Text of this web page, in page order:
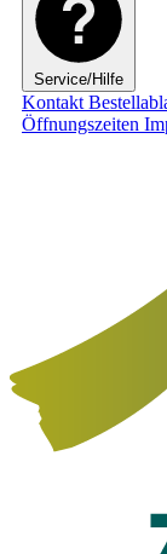
Service/Hilfe
Kontakt
Öffnungszeiten